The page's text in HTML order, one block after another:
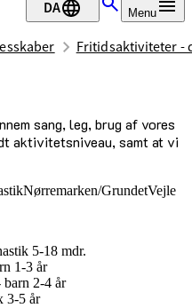
DA Menu
Fritidsaktiviteter -
sang, leg, brug af vores
aktivitetsniveau, samt at vi
Nørremarken/GrundetVejle
5-18 mdr.
1-3 år
2-4 år
3-5 år